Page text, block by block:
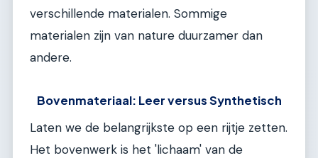
verschillende materialen. Sommige
materialen zijn van nature duurzamer dan
andere.
Bovenmateriaal: Leer versus Synthetisch
Laten we de belangrijkste op een rijtje zetten.
Het bovenwerk is het 'lichaam' van de